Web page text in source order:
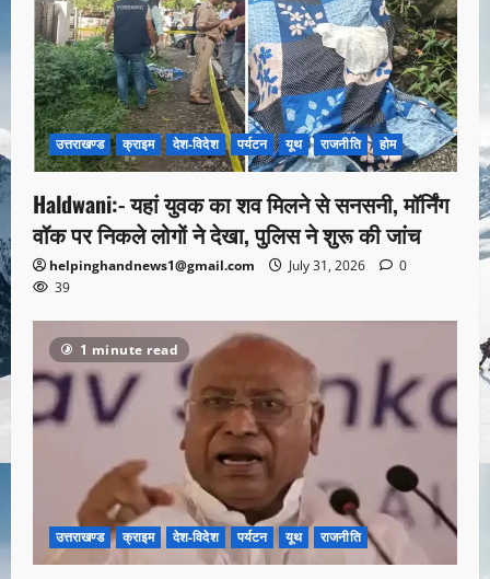
उत्तराखण्ड क्राइम देश-विदेश पर्यटन यूथ राजनीति होम
Haldwani:- यहां युवक का शव मिलने से सनसनी, मॉर्निंग
वॉक पर निकले लोगों ने देखा, पुलिस ने शुरू की जांच
helpinghandnews1@gmail.com July 31, 2026
0
39
1 minute read
उत्तराखण्ड क्राइम देश-विदेश पर्यटन यूथ राजनीति